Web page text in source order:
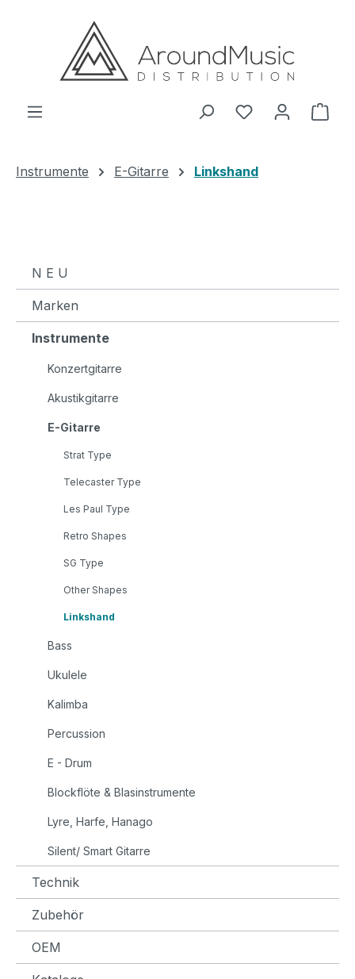
Zum Hauptinhalt springen
Instrumente E-Gitarre Linkshand
N E U
Marken
Instrumente
Konzertgitarre
Akustikgitarre
E-Gitarre
Strat Type
Telecaster Type
Les Paul Type
Retro Shapes
SG Type
Other Shapes
Linkshand
Bass
Ukulele
Kalimba
Percussion
E - Drum
Blockflöte & Blasinstrumente
Lyre, Harfe, Hanago
Silent/ Smart Gitarre
Technik
Zubehör
OEM